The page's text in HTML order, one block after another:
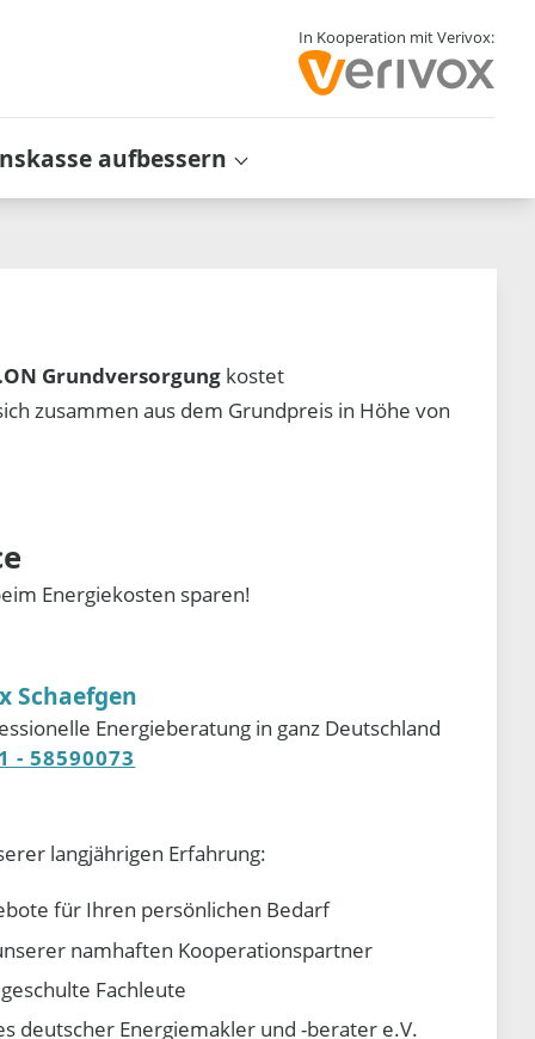
In Kooperation mit Verivox:
aufbessern
Grundversorgung kostet
zusammen aus dem Grundpreis in Höhe von
Energiekosten sparen!
Schaefgen
Energieberatung in ganz Deutschland
- 58590073
langjährigen Erfahrung:
für Ihren persönlichen Bedarf
namhaften Kooperationspartner
Fachleute
deutscher Energiemakler und -berater e.V.